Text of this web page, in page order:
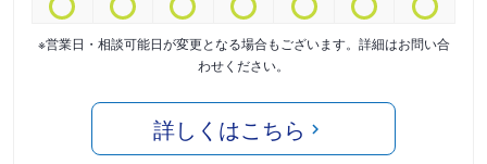
※営業日・相談可能日が変更となる場合もございます。詳細はお問い合
わせください。
詳しくはこちら